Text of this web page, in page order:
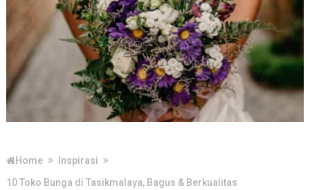
Home
Inspirasi
10 Toko Bunga di Tasikmalaya, Bagus & Berkualitas